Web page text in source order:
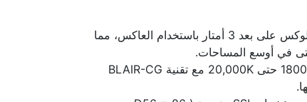
قوة إضاءة تصل إلى 14,200 لوكس على بعد 3 أمتار باستخدام العاكس، مما
في أوسع المساحات.
نطاق حرارة لونية واسع من 1800K حتى 20,000K مع تقنية BLAIR-CG